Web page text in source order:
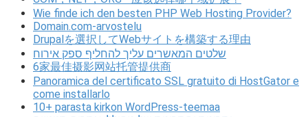
Wie finde ich den besten PHP Web Hosting Provider?
Domain.com-arvostelu
Drupalを選択してWebサイトを構築する理由
שלטים המאשרים עליך להחליף ספק אירוח
6家最佳摄影网站托管提供商
Panoramica del certificato SSL gratuito di HostGator e
come installarlo
10+ parasta kirkon WordPress-teemaa